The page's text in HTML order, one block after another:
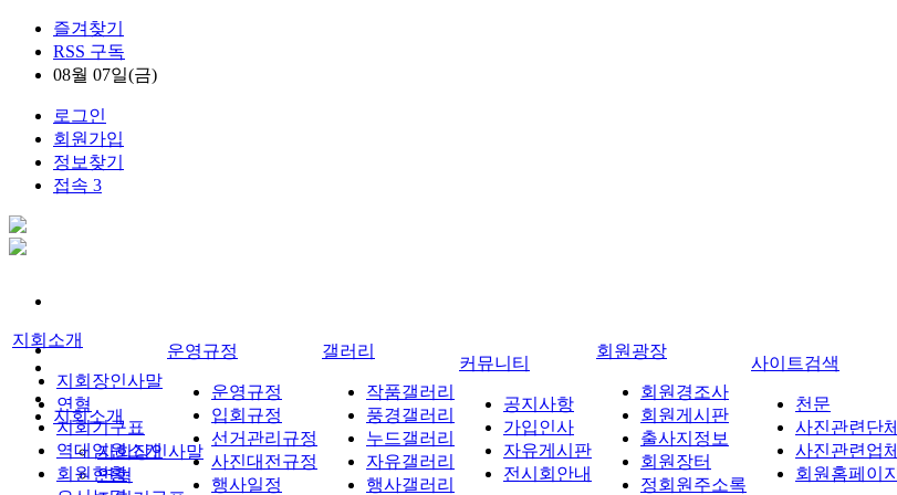
즐겨찾기
RSS 구독
08월 07일(금)
로그인
회원가입
정보찾기
접속 3
지회소개
지회장인사말
연혁
지회소개
지회장인사말
연혁
지회기구표
역대임원소개
회원현황
운영규정
운영규정
입회규정
선거관리규정
사진대전규정
행사일정
갤러리
작품갤러리
풍경갤러리
누드갤러리
자유갤러리
행사갤러리
커뮤니티
공지사항
가입인사
자유게시판
전시회안내
회원광장
회원경조사
회원게시판
출사지정보
회원장터
정회원주소록
사이트검색
천문
사진관련단체
사진관련업체
회원홈페이지